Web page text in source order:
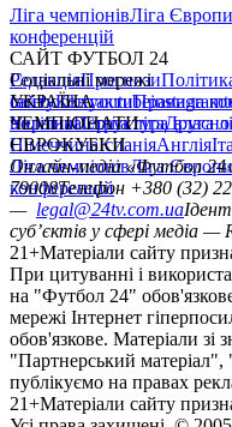
Ліга чемпіонівЛіга Європи
конференцій
САЙТ ФУТБОЛ 24
РедакціяПрогнози
сайтуКонтактиПравила
політикаСтруктура
Соціальні мережі
facebookxyoutubeinstagram
УКРАЇНА
УкраїнаПерша лігаДруга
ЧЕМПІОНАТИ
НімеччинаІспаніяАнглія
ЄВРОКУБКИ
Ліга чемпіонівЛіга Європи
конференцій
Онлайн-медіа «Футбол
79008Телефон +380 (32)
— legal@24tv.com.ua
суб’єктів у сфері медіа —
21+Матеріали сайту
При цитуванні і
на "Футбол 24"
мережі Інтернет
обов'язкове. Матеріали
"Партнерський
публікуємо на правах
21+Матеріали сайту